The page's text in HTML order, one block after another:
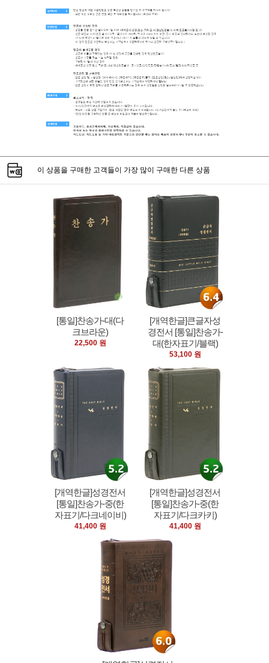
이 상품을 구매한 고객들이 가장 많이 구매한 다른 상품
[통일]찬송가-대(다
크브라운)
22,500 원
[개역한글]큰글자성
경전서 [통일]찬송가-
대(한자표기/블랙)
53,100 원
[개역한글]성경전서
[통일]찬송가-중(한
자표기/다크네이비)
41,400 원
[개역한글]성경전서
[통일]찬송가-중(한
자표기/다크카키)
41,400 원